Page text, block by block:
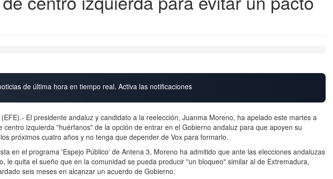
de última hora en tiempo real. Activa las notificaciones
El presidente andaluz y candidato a la reelección, Juanma Moreno, ha apelado este martes a
centro izquierda "huérfanos" de la opción de entrar en el Gobierno andaluz para que apoyen su
próximos cuatro años y no tenga que depender de Vox para formarlo.
en el programa 'Espejo Público' de Antena 3, Moreno ha admitido que ante las elecciones andaluzas
le quita el sueño que en la comunidad se pueda producir "un bloqueo" similar al de Extremadura,
seis meses en alcanzar un acuerdo de Gobierno.